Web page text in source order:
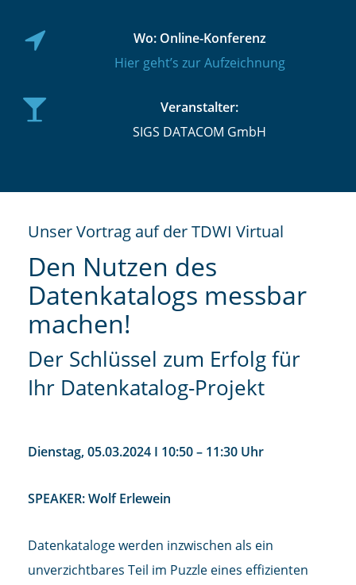
Wo: Online-Konferenz
Hier geht’s zur Aufzeichnung
Veranstalter:
SIGS DATACOM GmbH
Unser Vortrag auf der TDWI Virtual
Den Nutzen des
Datenkatalogs messbar
machen!
Der Schlüssel zum Erfolg für
Ihr Datenkatalog-Projekt
Dienstag, 05.03.2024 I 10:50 – 11:30 Uhr
SPEAKER: Wolf Erlewein
Datenkataloge werden inzwischen als ein
unverzichtbares Teil im Puzzle eines effizienten